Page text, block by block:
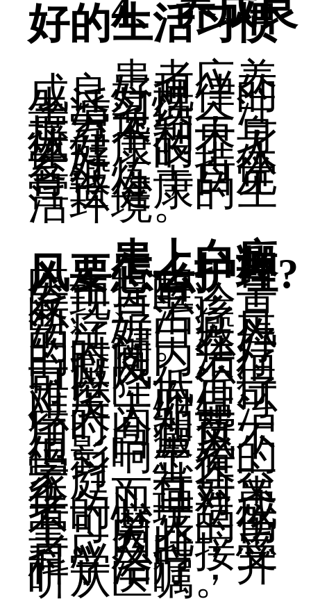
4、养成良
好的生活习惯
患者应养
成良好规律的
生活习惯，注
意劳逸结合，
摒弃不利于身
体健康的个人
爱好，坚持体
育锻炼，自觉
营造健康的生
活环境。
患上白癜
风要怎么护理?
医生提醒：早
发现、早诊
断、早治疗是
治疗好白癜风
的关键。在好
的时间内治疗
白癜风，不但
可以降低治疗
难度，而且可
以大大缩短治
疗时间和费
用。白癜风不
但影响患者的
学习、工作、
家庭、社会交
往，而且对患
者的心理造成
不可磨灭的伤
害。因此，患
者应及时接受
科学治疗，并
听从医嘱。